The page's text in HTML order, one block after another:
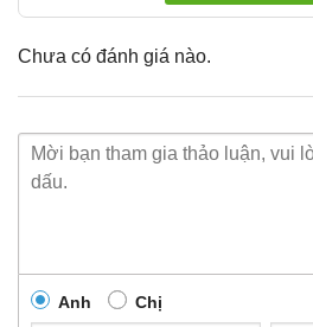
Chưa có đánh giá nào.
Anh Chị